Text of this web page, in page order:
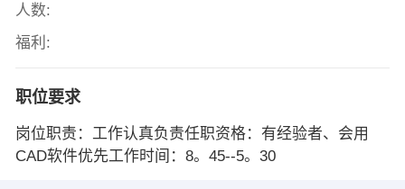
人数:
福利:
职位要求
岗位职责：工作认真负责任职资格：有经验者、会用
CAD软件优先工作时间：8。45--5。30